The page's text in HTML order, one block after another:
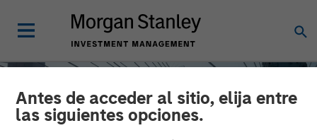
Antes de acceder al sitio, elija entre
las siguientes opciones.